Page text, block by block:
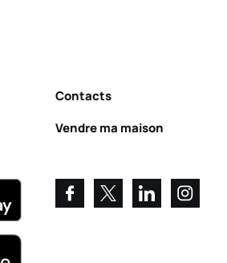
Contacts
Vendre ma maison